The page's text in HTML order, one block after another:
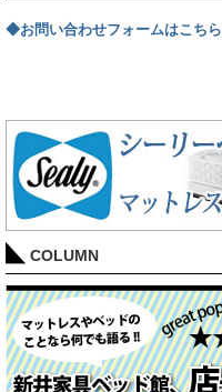
◆お問い合わせフォームはこちら
COLUMN